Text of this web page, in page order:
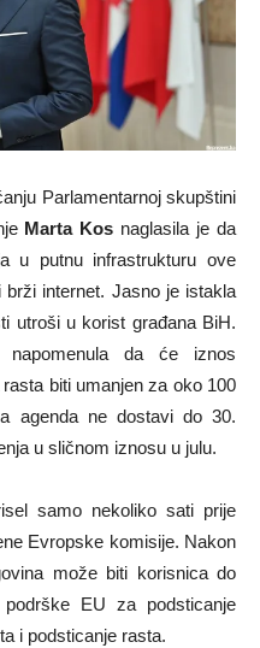
Parlamentarnoj skupštini
Marta Kos naglasila je da
u putnu infrastrukturu ove
brži internet. Jasno je istakla
utroši u korist građana BiH.
napomenula da će iznos
biti umanjen za oko 100
agenda ne dostavi do 30.
u sličnom iznosu u julu.
samo nekoliko sati prije
Evropske komisije. Nakon
može biti korisnica do
EU za podsticanje
i podsticanje rasta.